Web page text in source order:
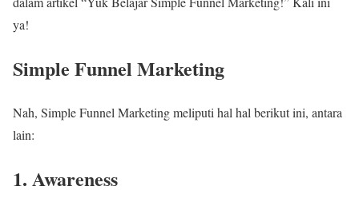
ya!
Simple Funnel Marketing
Nah, Simple Funnel Marketing meliputi hal hal berikut ini, antara
lain:
1. Awareness